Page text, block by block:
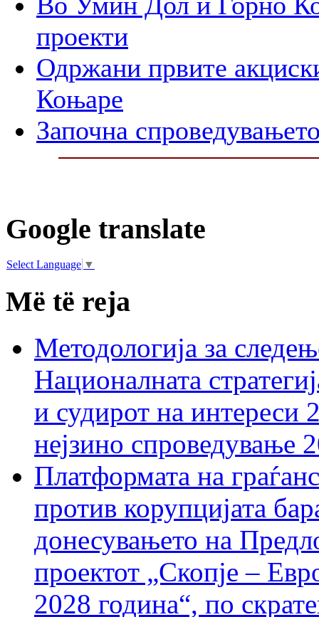
проекти
Одржани првите
Коњаре
Започна
Google translate
Select Language ▼
Më të reja
Методологија за
Националната
и судирот на интереси
нејзино спроведување
Платформата на
против корупцијата
донесувањето на
проектот „Скопје –
2028 година“, по